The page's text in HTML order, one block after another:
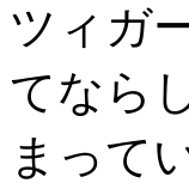
ツィガ
てなら
まって